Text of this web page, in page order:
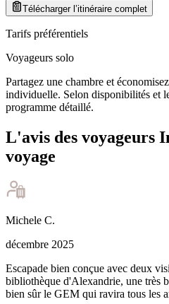
Télécharger l’itinéraire complet
Tarifs préférentiels
Voyageurs solo
Partagez une chambre et
individuelle. Selon disponibilités et
programme détaillé.
L'avis des voyageurs
voyage
Michele C.
décembre 2025
Escapade bien conçue avec deux
bibliothèque d'Alexandrie, une très
bien sûr le GEM qui ravira tous les